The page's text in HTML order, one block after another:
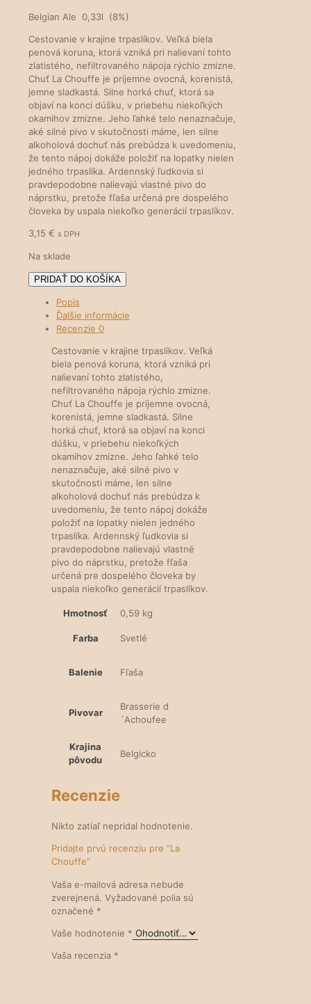
Belgian Ale 0,33l (8%)
Cestovanie v krajine trpaslíkov. Veľká biela
penová koruna, ktorá vzniká pri nalievaní tohto
zlatistého, nefiltrovaného nápoja rýchlo zmizne.
Chuť La Chouffe je príjemne ovocná, korenistá,
jemne sladkastá. Silne horká chuť, ktorá sa
objaví na konci dúšku, v priebehu niekoľkých
okamihov zmizne. Jeho ľahké telo nenaznačuje,
aké silné pivo v skutočnosti máme, len silne
alkoholová dochuť nás prebúdza k uvedomeniu,
že tento nápoj dokáže položiť na lopatky nielen
jedného trpaslíka. Ardennský ľudkovia si
pravdepodobne nalievajú vlastné pivo do
náprstku, pretože fľaša určená pre dospelého
človeka by uspala niekoľko generácií trpaslíkov.
3,15 € s DPH
Na sklade
množstvo
Chouffe
PRIDAŤ DO KOŠÍKA
Popis
Ďalšie informácie
Recenzie 0
Cestovanie v krajine trpaslíkov. Veľká
biela penová koruna, ktorá vzniká pri
nalievaní tohto zlatistého,
nefiltrovaného nápoja rýchlo zmizne.
Chuť La Chouffe je príjemne ovocná,
korenistá, jemne sladkastá. Silne
horká chuť, ktorá sa objaví na konci
dúšku, v priebehu niekoľkých
okamihov zmizne. Jeho ľahké telo
nenaznačuje, aké silné pivo v
skutočnosti máme, len silne
alkoholová dochuť nás prebúdza k
uvedomeniu, že tento nápoj dokáže
položiť na lopatky nielen jedného
trpaslíka. Ardennský ľudkovia si
pravdepodobne nalievajú vlastné
pivo do náprstku, pretože fľaša
určená pre dospelého človeka by
uspala niekoľko generácií trpaslíkov.
Hmotnosť 0,59 kg
Farba Svetlé
Balenie Fľaša
Pivovar
Brasserie d
´Achoufee
Krajina
pôvodu
Belgicko
Recenzie
Nikto zatiaľ nepridal hodnotenie.
Pridajte prvú recenziu pre “La
Chouffe”
Vaša e-mailová adresa nebude
zverejnená. Vyžadované polia sú
označené *
Vaše hodnotenie *
Vaša recenzia *